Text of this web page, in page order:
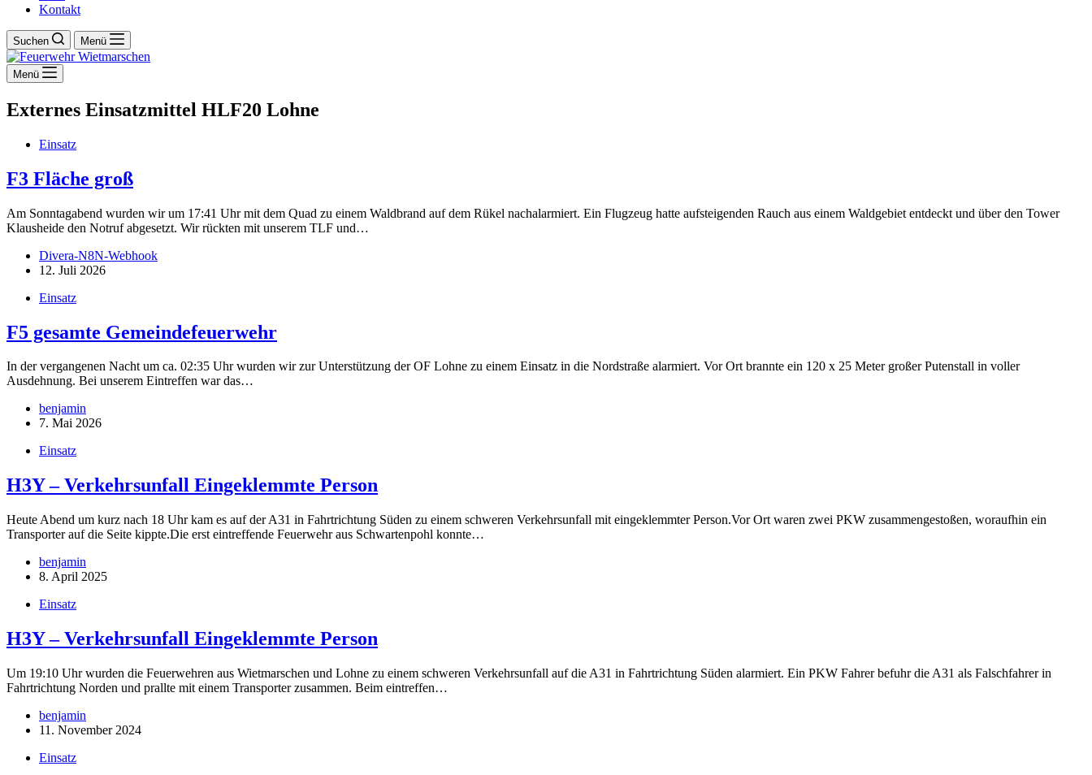
Kontakt
Suchen Menü
Menü
Externes Einsatzmittel HLF20 Lohne
Einsatz
F3 Fläche groß
Am Sonntagabend wurden wir um 17:41 Uhr mit dem Quad zu einem Waldbrand auf dem Rükel nachalarmiert. Ein Flugzeug hatte aufsteigenden Rauch aus einem Waldgebiet entdeckt und über den Tower
Klausheide den Notruf abgesetzt. Wir rückten mit unserem TLF und…
Divera-N8N-Webhook
12. Juli 2026
Einsatz
F5 gesamte Gemeindefeuerwehr
In der vergangenen Nacht um ca. 02:35 Uhr wurden wir zur Unterstützung der OF Lohne zu einem Einsatz in die Nordstraße alarmiert. Vor Ort brannte ein 120 x 25 Meter großer Putenstall in voller
Ausdehnung. Bei unserem Eintreffen war das…
benjamin
7. Mai 2026
Einsatz
H3Y – Verkehrsunfall Eingeklemmte Person
Heute Abend um kurz nach 18 Uhr kam es auf der A31 in Fahrtrichtung Süden zu einem schweren Verkehrsunfall mit eingeklemmter Person.Vor Ort waren zwei PKW zusammengestoßen, woraufhin ein
Transporter auf die Seite kippte.Die erst eintreffende Feuerwehr aus Schwartenpohl konnte…
benjamin
8. April 2025
Einsatz
H3Y – Verkehrsunfall Eingeklemmte Person
Um 19:10 Uhr wurden die Feuerwehren aus Wietmarschen und Lohne zu einem schweren Verkehrsunfall auf die A31 in Fahrtrichtung Süden alarmiert. Ein PKW Fahrer befuhr die A31 als Falschfahrer in
Fahrtrichtung Norden und prallte mit einem Transporter zusammen. Beim eintreffen…
benjamin
11. November 2024
Einsatz